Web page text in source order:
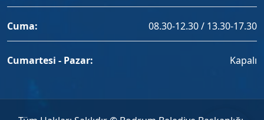
Cuma: 08.30-12.30 / 13.30-17.30
Cumartesi - Pazar: Kapalı